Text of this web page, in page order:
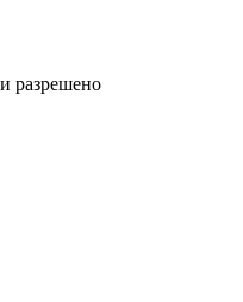
разрешено